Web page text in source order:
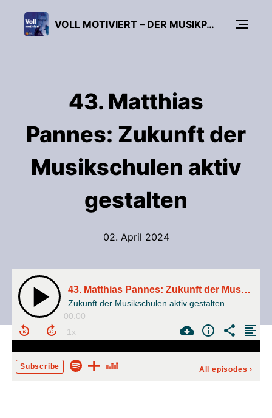
VOLL MOTIVIERT – DER MUSIKPÄDAGOGIK-PODCAST
43. Matthias
Pannes: Zukunft der
Musikschulen aktiv
gestalten
02. April 2024
43. Matthias Pannes: Zukunft der Musikschulen aktiv gestalten
Zukunft der Musikschulen aktiv gestalten
00:00
Subscribe All episodes ›